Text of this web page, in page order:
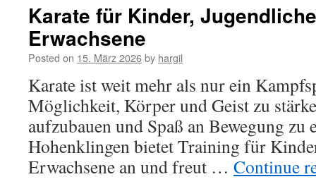
Karate für Kinder,
Erwachsene
Posted on 15. März 2026by hargil
Karate ist weit mehr als nur ein
Möglichkeit, Körper und Geist zu
aufzubauen und Spaß an Bewegung zu
Hohenklingen bietet Training für
Erwachsene an und freut … Continue